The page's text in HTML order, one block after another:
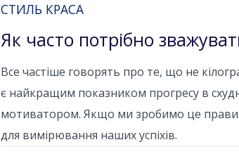
СТИЛЬ КРАСА
Як часто потрібно
Все частіше говорять про те, що не
є найкращим показником прогресу в
мотиватором. Якщо ми зробимо це
для вимірювання наших успіхів.